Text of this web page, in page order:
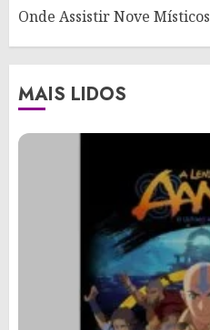
Onde Assistir Nove Místicos
MAIS LIDOS